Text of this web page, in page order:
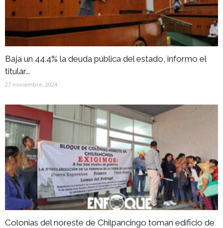
Baja un 44.4% la deuda pública del estado, informo el
titular...
27 noviembre, 2024
Colonias del noreste de Chilpancingo toman edificio de